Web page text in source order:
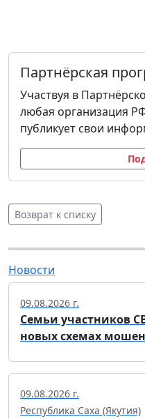
Партнёрская
Участвуя в
любая организация
публикует свои
Возврат к списку
Новости
09.08.2026 г.
Семьи участников
новых схемах
09.08.2026 г.
Республика Саха (Якутия)